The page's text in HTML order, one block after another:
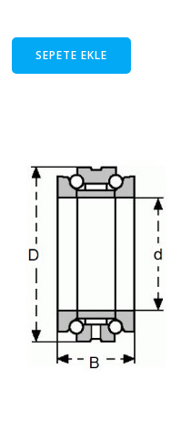
SEPETE EKLE